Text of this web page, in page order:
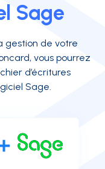
Sage
gestion de votre
vous pourrez
d’écritures
Sage.